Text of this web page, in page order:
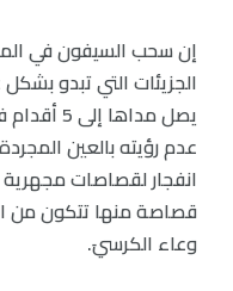
إن سحب السيفون في
الجزيئات التي تبدو
يصل
عدم رؤيته بالعين
انفجار لقصاصات
قصاصة منها تتكون من
وعاء الكرسيَ.